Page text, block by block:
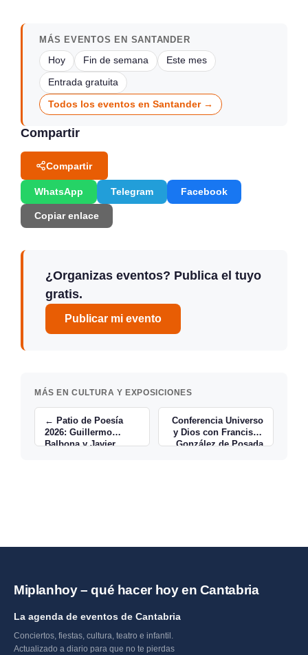
MÁS EVENTOS EN SANTANDER
Hoy Fin de semana Este mes
Entrada gratuita
Todos los eventos en Santander →
Compartir
Compartir
WhatsApp Telegram Facebook
Copiar enlace
¿Organizas eventos? Publica el tuyo
gratis.
Publicar mi evento
MÁS EN CULTURA Y EXPOSICIONES
← Patio de Poesía
2026: Guillermo
Balbona y Javier
Conferencia Universo
y Dios con Francisco
González de Posada
Miplanhoy – qué hacer hoy en Cantabria
La agenda de eventos de Cantabria
Conciertos, fiestas, cultura, teatro e infantil.
Actualizado a diario para que no te pierdas